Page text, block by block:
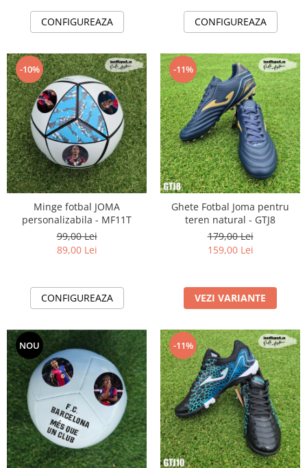
CONFIGUREAZA CONFIGUREAZA
-10%
Minge fotbal JOMA
personalizabila - MF11T
99,00 Lei
89,00 Lei
CONFIGUREAZA
-11%
Ghete Fotbal Joma pentru
teren natural - GTJ8
179,00 Lei
159,00 Lei
VEZI VARIANTE
NOU -11%